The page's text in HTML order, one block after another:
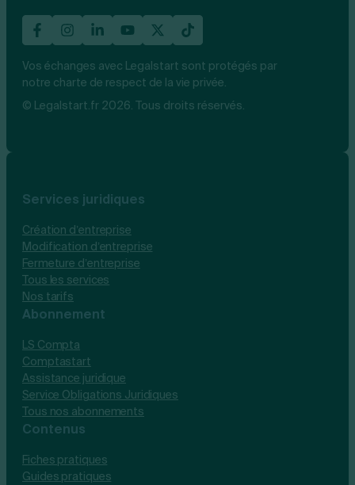
Vos échanges avec Legalstart sont protégés par
notre charte de respect de la vie privée.
© Legalstart.fr 2026. Tous droits réservés.
Services juridiques
Création d’entreprise
Modification d’entreprise
Fermeture d’entreprise
Tous les services
Nos tarifs
Abonnement
LS Compta
Comptastart
Assistance juridique
Service Obligations Juridiques
Tous nos abonnements
Contenus
Fiches pratiques
Guides pratiques